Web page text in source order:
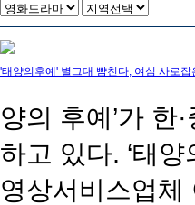
'태양의후예' 별그대 뺨친다, 여심 사로
양의 후예’가 한
하고 있다. ‘태
영상서비스업